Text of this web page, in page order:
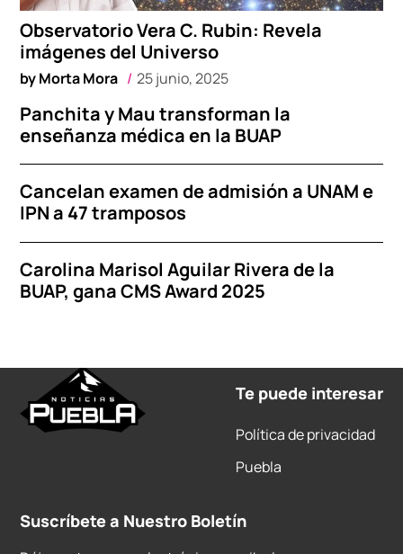
Observatorio Vera C. Rubin: Revela
imágenes del Universo
byMorta Mora 25 junio, 2025
Panchita y Mau transforman la
enseñanza médica en la BUAP
Cancelan examen de admisión a UNAM e
IPN a 47 tramposos
Carolina Marisol Aguilar Rivera de la
BUAP, gana CMS Award 2025
Te puede interesar
Política de privacidad
Puebla
Suscríbete a Nuestro Boletín